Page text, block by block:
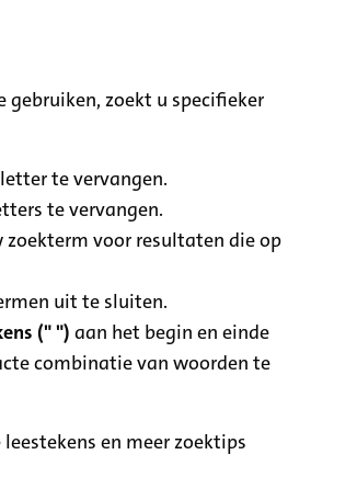
gebruiken, zoekt u specifieker
te vervangen.
te vervangen.
zoekterm voor resultaten die op
uit te sluiten.
(" ") aan het begin en einde
combinatie van woorden te
en meer zoektips